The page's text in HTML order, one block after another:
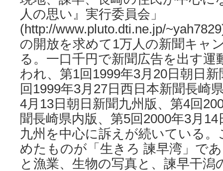
人の思い』実行委員会」
(http://www.pluto.dti.ne.jp/
の開放を求めて1万人の新聞キャ
る。一口千円で新聞広告を出す運
われ、第1回1999年3月20日朝日
回1999年3月27日西日本新聞長崎
4月13日朝日新聞九州版、第4回
聞長崎県内版、第5回2000年3月
九州を中心に訴えが続いている
めたものが「生きろ 諫早湾」で
と漁業、生物の写真と、諫早干潟